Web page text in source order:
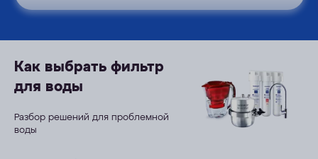
Как выбрать фильтр
для воды
Разбор решений для проблемной
воды